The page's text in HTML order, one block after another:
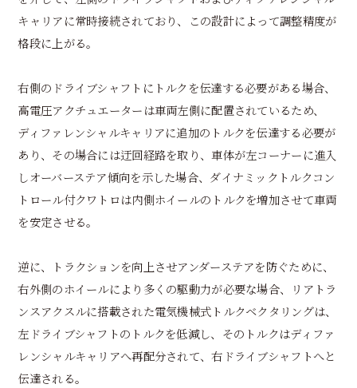
キャリアに常時接続されており、この設計によって調整精度が
格段に上がる。
右側のドライブシャフトにトルクを伝達する必要がある場合、
高電圧アクチュエーターは車両左側に配置されているため、
ディファレンシャルキャリアに追加のトルクを伝達する必要が
あり、その場合には迂回経路を取り、車体が左コーナーに進入
しオーバーステア傾向を示した場合、ダイナミックトルクコン
トロール付クワトロは内側ホイールのトルクを増加させて車両
を安定させる。
逆に、トラクションを向上させアンダーステアを防ぐために、
右外側のホイールにより多くの駆動力が必要な場合、リアトラ
ンスアクスルに搭載された電気機械式トルクベクタリングは、
左ドライブシャフトのトルクを低減し、そのトルクはディファ
レンシャルキャリアへ再配分されて、右ドライブシャフトへと
伝達される。